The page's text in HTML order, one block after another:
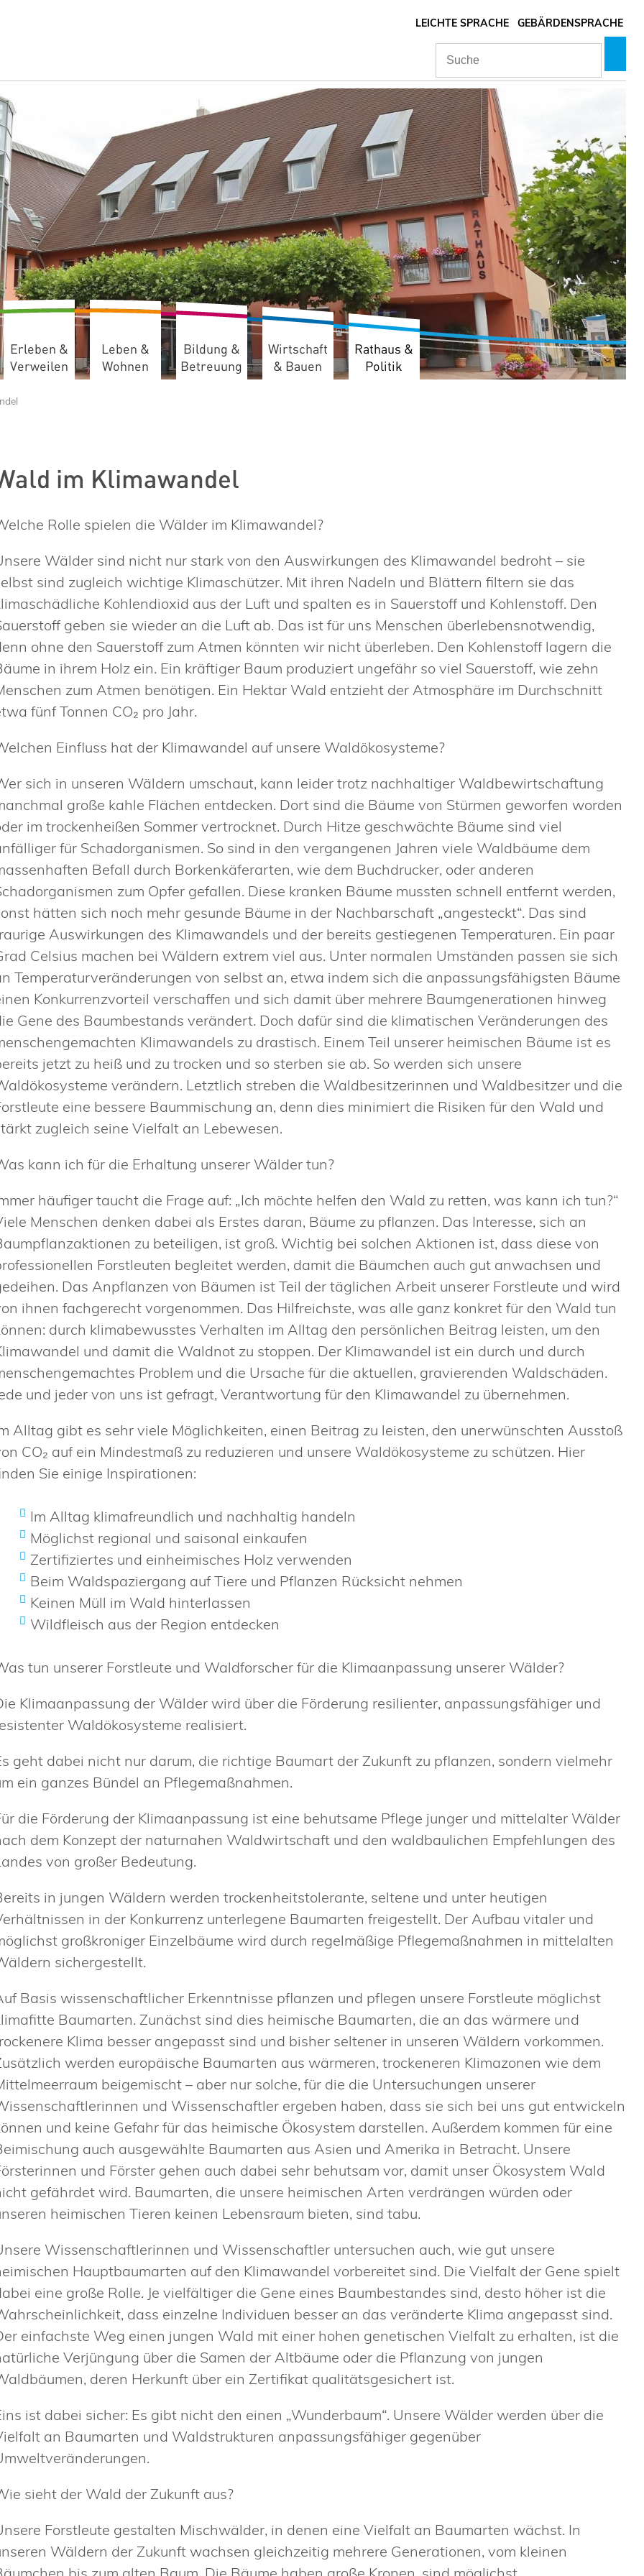
LEICHTE SPRACHE GEBÄRDENSPRACHE
Erleben &
Verweilen
Leben &
Wohnen
Bildung &
Betreuung
Wirtschaft
& Bauen
Rathaus &
Politik
im Klimawandel
Rolle spielen die Wälder im Klimawandel?
Wälder sind nicht nur stark von den Auswirkungen des Klimawandel bedroht – sie
sind zugleich wichtige Klimaschützer. Mit ihren Nadeln und Blättern filtern sie das
Kohlendioxid aus der Luft und spalten es in Sauerstoff und Kohlenstoff. Den
geben sie wieder an die Luft ab. Das ist für uns Menschen überlebensnotwendig,
ohne den Sauerstoff zum Atmen könnten wir nicht überleben. Den Kohlenstoff lagern die
in ihrem Holz ein. Ein kräftiger Baum produziert ungefähr so viel Sauerstoff, wie zehn
zum Atmen benötigen. Ein Hektar Wald entzieht der Atmosphäre im Durchschnitt
fünf Tonnen CO₂ pro Jahr.
Einfluss hat der Klimawandel auf unsere Waldökosysteme?
sich in unseren Wäldern umschaut, kann leider trotz nachhaltiger Waldbewirtschaftung
große kahle Flächen entdecken. Dort sind die Bäume von Stürmen geworfen worden
im trockenheißen Sommer vertrocknet. Durch Hitze geschwächte Bäume sind viel
für Schadorganismen. So sind in den vergangenen Jahren viele Waldbäume dem
Befall durch Borkenkäferarten, wie dem Buchdrucker, oder anderen
zum Opfer gefallen. Diese kranken Bäume mussten schnell entfernt werden,
hätten sich noch mehr gesunde Bäume in der Nachbarschaft „angesteckt“. Das sind
Auswirkungen des Klimawandels und der bereits gestiegenen Temperaturen. Ein paar
Celsius machen bei Wäldern extrem viel aus. Unter normalen Umständen passen sie sich
Temperaturveränderungen von selbst an, etwa indem sich die anpassungsfähigsten Bäume
Konkurrenzvorteil verschaffen und sich damit über mehrere Baumgenerationen hinweg
Gene des Baumbestands verändert. Doch dafür sind die klimatischen Veränderungen des
Klimawandels zu drastisch. Einem Teil unserer heimischen Bäume ist es
jetzt zu heiß und zu trocken und so sterben sie ab. So werden sich unsere
verändern. Letztlich streben die Waldbesitzerinnen und Waldbesitzer und die
eine bessere Baummischung an, denn dies minimiert die Risiken für den Wald und
zugleich seine Vielfalt an Lebewesen.
kann ich für die Erhaltung unserer Wälder tun?
häufiger taucht die Frage auf: „Ich möchte helfen den Wald zu retten, was kann ich tun?“
Menschen denken dabei als Erstes daran, Bäume zu pflanzen. Das Interesse, sich an
zu beteiligen, ist groß. Wichtig bei solchen Aktionen ist, dass diese von
Forstleuten begleitet werden, damit die Bäumchen auch gut anwachsen und
Das Anpflanzen von Bäumen ist Teil der täglichen Arbeit unserer Forstleute und wird
ihnen fachgerecht vorgenommen. Das Hilfreichste, was alle ganz konkret für den Wald tun
durch klimabewusstes Verhalten im Alltag den persönlichen Beitrag leisten, um den
und damit die Waldnot zu stoppen. Der Klimawandel ist ein durch und durch
Problem und die Ursache für die aktuellen, gravierenden Waldschäden.
und jeder von uns ist gefragt, Verantwortung für den Klimawandel zu übernehmen.
Alltag gibt es sehr viele Möglichkeiten, einen Beitrag zu leisten, den unerwünschten Ausstoß
CO₂ auf ein Mindestmaß zu reduzieren und unsere Waldökosysteme zu schützen. Hier
Sie einige Inspirationen:
Im Alltag klimafreundlich und nachhaltig handeln
Möglichst regional und saisonal einkaufen
Zertifiziertes und einheimisches Holz verwenden
Beim Waldspaziergang auf Tiere und Pflanzen Rücksicht nehmen
Keinen Müll im Wald hinterlassen
Wildfleisch aus der Region entdecken
tun unserer Forstleute und Waldforscher für die Klimaanpassung unserer Wälder?
Klimaanpassung der Wälder wird über die Förderung resilienter, anpassungsfähiger und
Waldökosysteme realisiert.
geht dabei nicht nur darum, die richtige Baumart der Zukunft zu pflanzen, sondern vielmehr
ein ganzes Bündel an Pflegemaßnahmen.
die Förderung der Klimaanpassung ist eine behutsame Pflege junger und mittelalter Wälder
dem Konzept der naturnahen Waldwirtschaft und den waldbaulichen Empfehlungen des
von großer Bedeutung.
in jungen Wäldern werden trockenheitstolerante, seltene und unter heutigen
in der Konkurrenz unterlegene Baumarten freigestellt. Der Aufbau vitaler und
großkroniger Einzelbäume wird durch regelmäßige Pflegemaßnahmen in mittelalten
sichergestellt.
Basis wissenschaftlicher Erkenntnisse pflanzen und pflegen unsere Forstleute möglichst
Baumarten. Zunächst sind dies heimische Baumarten, die an das wärmere und
Klima besser angepasst sind und bisher seltener in unseren Wäldern vorkommen.
werden europäische Baumarten aus wärmeren, trockeneren Klimazonen wie dem
beigemischt – aber nur solche, für die die Untersuchungen unserer
und Wissenschaftler ergeben haben, dass sie sich bei uns gut entwickeln
und keine Gefahr für das heimische Ökosystem darstellen. Außerdem kommen für eine
auch ausgewählte Baumarten aus Asien und Amerika in Betracht. Unsere
und Förster gehen auch dabei sehr behutsam vor, damit unser Ökosystem Wald
gefährdet wird. Baumarten, die unsere heimischen Arten verdrängen würden oder
heimischen Tieren keinen Lebensraum bieten, sind tabu.
Wissenschaftlerinnen und Wissenschaftler untersuchen auch, wie gut unsere
Hauptbaumarten auf den Klimawandel vorbereitet sind. Die Vielfalt der Gene spielt
eine große Rolle. Je vielfältiger die Gene eines Baumbestandes sind, desto höher ist die
dass einzelne Individuen besser an das veränderte Klima angepasst sind.
einfachste Weg einen jungen Wald mit einer hohen genetischen Vielfalt zu erhalten, ist die
Verjüngung über die Samen der Altbäume oder die Pflanzung von jungen
deren Herkunft über ein Zertifikat qualitätsgesichert ist.
ist dabei sicher: Es gibt nicht den einen „Wunderbaum“. Unsere Wälder werden über die
an Baumarten und Waldstrukturen anpassungsfähiger gegenüber
sieht der Wald der Zukunft aus?
Forstleute gestalten Mischwälder, in denen eine Vielfalt an Baumarten wächst. In
Wäldern der Zukunft wachsen gleichzeitig mehrere Generationen, vom kleinen